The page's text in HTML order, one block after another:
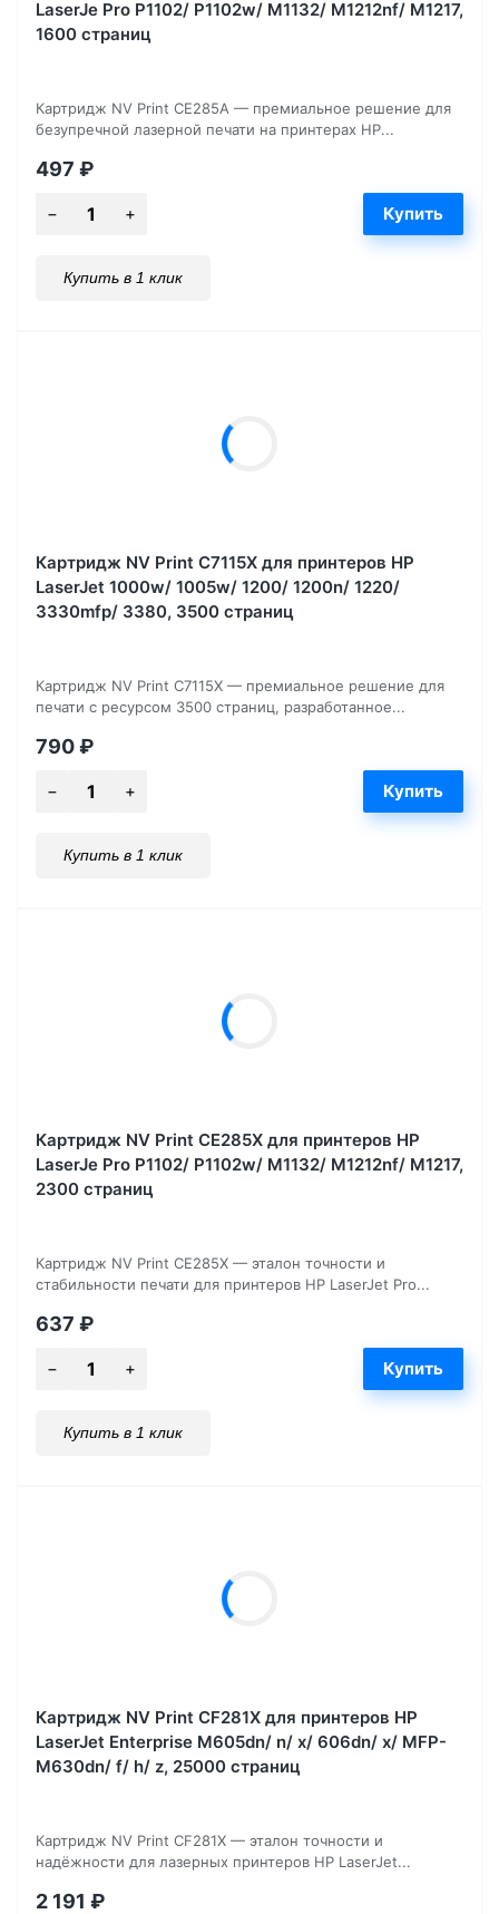
LaserJe Pro P1102/ P1102w/ M1132/ M1212nf/ М1217,
1600 страниц
Картридж NV Print CE285A — премиальное решение для
безупречной лазерной печати на принтерах HP...
497 ₽
Купить в 1 клик
Картридж NV Print C7115X для принтеров HP
LaserJet 1000w/ 1005w/ 1200/ 1200n/ 1220/
3330mfp/ 3380, 3500 страниц
Картридж NV Print C7115X — премиальное решение для
печати с ресурсом 3500 страниц, разработанное...
790₽
Купить в 1 клик
Картридж NV Print CE285X для принтеров HP
LaserJe Pro P1102/ P1102w/ M1132/ M1212nf/ М1217,
2300 страниц
Картридж NV Print CE285X — эталон точности и
стабильности печати для принтеров HP LaserJet Pro...
637 ₽
Купить в 1 клик
Картридж NV Print CF281X для принтеров HP
LaserJet Enterprise M605dn/ n/ x/ 606dn/ x/ MFP-
M630dn/ f/ h/ z, 25000 страниц
Картридж NV Print CF281X — эталон точности и
надёжности для лазерных принтеров HP LaserJet...
2 191 ₽